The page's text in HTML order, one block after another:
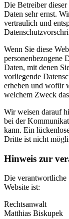
Die Betreiber dieser
Daten sehr ernst.
vertraulich und
Wenn Sie diese
personenbezogene
Daten, mit denen
vorliegende
erheben und wofür
welchem Zweck
Wir weisen darauf
bei der
kann. Ein
Dritte ist nicht
Hinweis zur
Die verantwortliche
Website ist:
Rechtsanwalt
Matthias Biskupek